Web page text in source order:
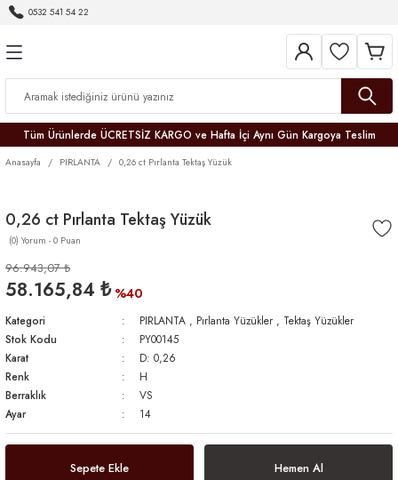
0532 541 54 22
Tüm Ürünlerde ÜCRETSİZ KARGO ve Hafta İçi Aynı Gün Kargoya Teslim
Anasayfa PIRLANTA 0,26 ct Pırlanta Tektaş Yüzük
0,26 ct Pırlanta Tektaş Yüzük
(0) Yorum - 0 Puan
96.943,07 ₺
58.165,84 ₺ %40
Kategori PIRLANTA , Pırlanta Yüzükler , Tektaş Yüzükler
Stok Kodu
PY00145
Karat
D: 0,26
Renk
H
Berraklık
VS
Ayar
14
Sepete Ekle Hemen Al